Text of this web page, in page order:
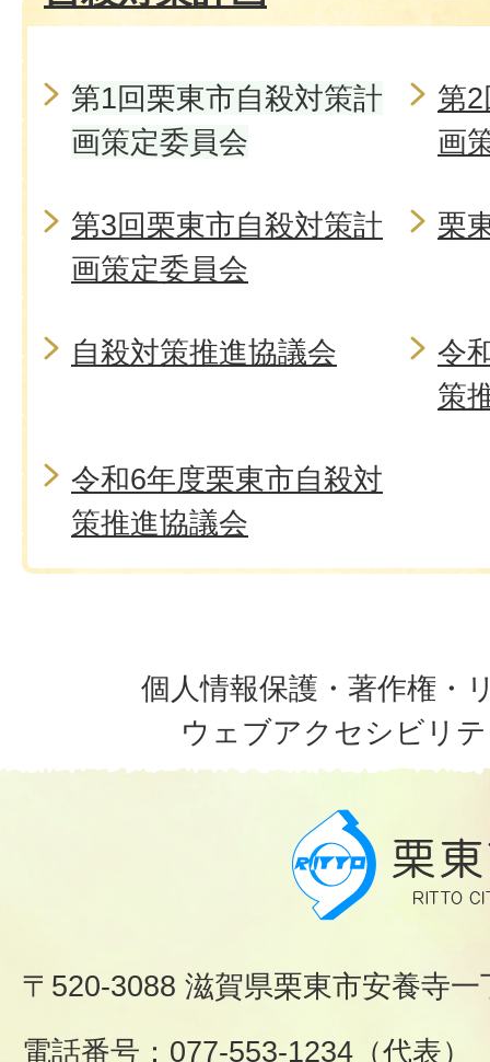
第1回栗東市自殺対策計
画策定委員会
第
画
第3回栗東市自殺対策計
画策定委員会
栗
自殺対策推進協議会
令
策
令和6年度栗東市自殺対
策推進協議会
個人情報保護・著作権・
ウェブアクセシビリ
〒520-3088 滋賀県栗東市安養寺
電話番号：077-553-1234（代表）